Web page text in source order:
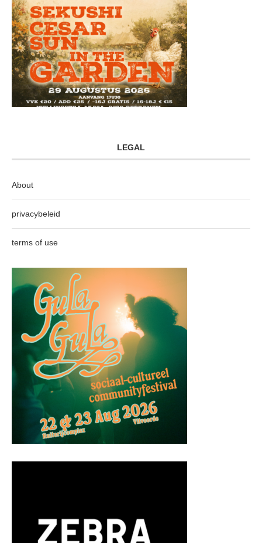
LEGAL
About
privacybeleid
terms of use